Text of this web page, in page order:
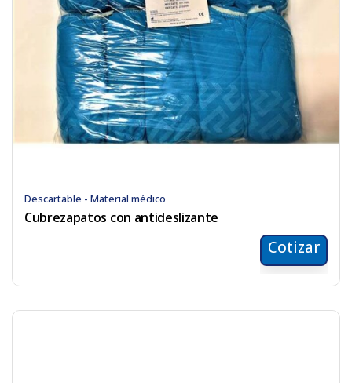
Descartable - Material médico
Cubrezapatos con antideslizante
Cotizar